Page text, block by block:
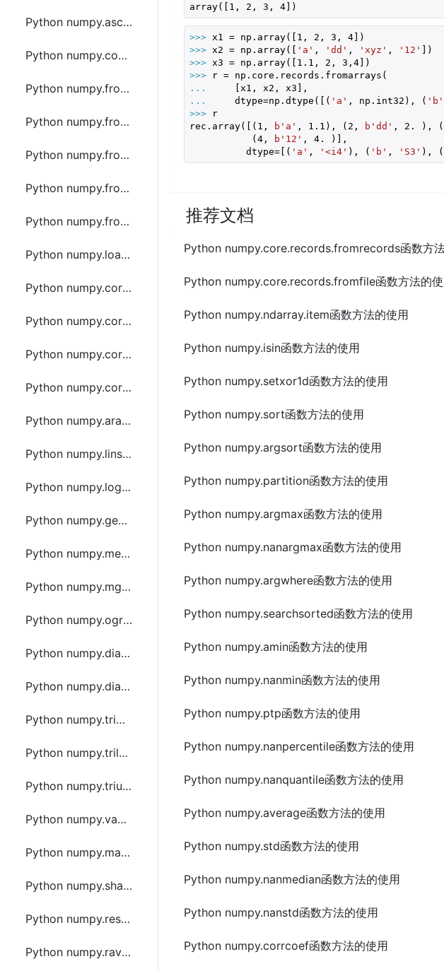
Python numpy.ascontiguousarray函数方法的使用
Python numpy.copy函数方法的使用
Python numpy.frombuffer函数方法的使用
Python numpy.fromfile函数方法的使用
Python numpy.fromfunction函数方法的使用
Python numpy.fromiter函数方法的使用
Python numpy.fromstring函数方法的使用
Python numpy.loadtxt函数方法的使用
Python numpy.core.records.fromarrays函数方法的使用
Python numpy.core.records.fromrecords函数方法的使用
Python numpy.core.records.fromstring函数方法的使用
Python numpy.core.records.fromfile函数方法的使用
Python numpy.arange函数方法的使用
Python numpy.linspace函数方法的使用
Python numpy.logspace函数方法的使用
Python numpy.geomspace函数方法的使用
Python numpy.meshgrid函数方法的使用
Python numpy.mgrid函数方法的使用
Python numpy.ogrid函数方法的使用
Python numpy.diag函数方法的使用
Python numpy.diagflat函数方法的使用
Python numpy.tri函数方法的使用
Python numpy.tril函数方法的使用
Python numpy.triu函数方法的使用
Python numpy.vander函数方法的使用
Python numpy.mat函数方法的使用
Python numpy.shape函数方法的使用
Python numpy.reshape函数方法的使用
Python numpy.ravel函数方法的使用
array([ 1 , 2 , 3 , 4])
>>> x1 = np.array([ 1 , 2 , 3 , 4
>>> x2 = np.array([ 'a' , 'dd' , 'xyz' , '12'
>>> x3 = np.array([ 1.1 , 2 , 3 , 4
>>>
...
...
    dtype=np.dtype([(
'a' , np.int32), ( 'b'
>>>
r
rec.array([( 1 , b'a' , 1.1 ), ( 2 , b'dd' , 2. ), (
           (
4, b'12' , 4.
)],
          dtype=[(
'a' , '<i4' ), ( 'b' , 'S3' ), (
推荐文档
Python numpy.core.records.fromrecords函数方
Python numpy.core.records.fromfile函数方法的
Python numpy.ndarray.item函数方法的使用
Python numpy.isin函数方法的使用
Python numpy.setxor1d函数方法的使用
Python numpy.sort函数方法的使用
Python numpy.argsort函数方法的使用
Python numpy.partition函数方法的使用
Python numpy.argmax函数方法的使用
Python numpy.nanargmax函数方法的使用
Python numpy.argwhere函数方法的使用
Python numpy.searchsorted函数方法的使用
Python numpy.amin函数方法的使用
Python numpy.nanmin函数方法的使用
Python numpy.ptp函数方法的使用
Python numpy.nanpercentile函数方法的使用
Python numpy.nanquantile函数方法的使用
Python numpy.average函数方法的使用
Python numpy.std函数方法的使用
Python numpy.nanmedian函数方法的使用
Python numpy.nanstd函数方法的使用
Python numpy.corrcoef函数方法的使用